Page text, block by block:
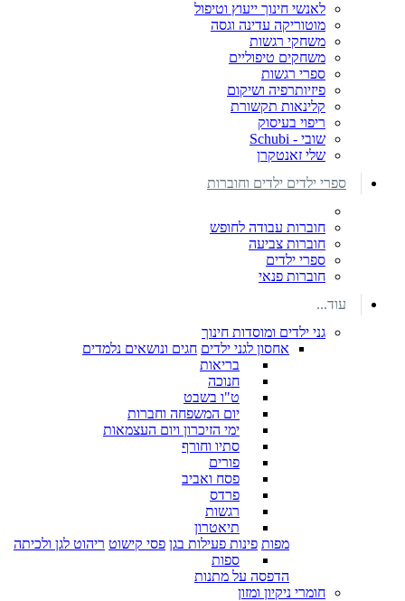
לאנשי חינוך ייעוץ וטיפול
מוטוריקה עדינה וגסה
משחקי רגשות
משחקים טיפוליים
ספרי רגשות
פיזיותרפיה ושיקום
קלינאות תקשורת
ריפוי בעיסוק
שובי - Schubi
שלי זאנטקרן
ספרי ילדים ילדים וחוברות
חוברות עבודה לחופש
חוברות צביעה
ספרי ילדים
חוברות פנאי
עוד...
גני ילדים ומוסדות חינוך
אחסון לגני ילדים חגים ונושאים נלמדים
בריאות
חנוכה
ט"ו בשבט
יום המשפחה וחברות
ימי הזיכרון ויום העצמאות
סתיו וחורף
פורים
פסח ואביב
פרדס
רגשות
תיאטרון
מפות פינות פעילות בגן פסי קישוט ריהוט לגן ולכיתה
ספות
הדפסה על מתנות
חומרי ניקיון ומזון